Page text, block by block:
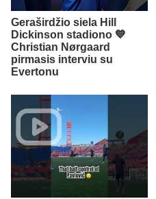
Geraširdžio siela Hill
Dickinson stadiono 💙
Christian Nørgaard
pirmasis interviu su
Evertonu